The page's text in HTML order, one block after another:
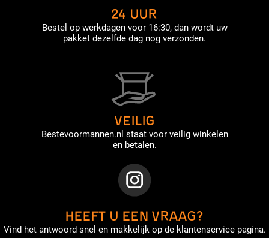
24 UUR
Bestel op werkdagen voor 16:30, dan wordt uw
pakket dezelfde dag nog verzonden.
VEILIG
Bestevoormannen.nl staat voor veilig winkelen
en betalen.
HEEFT U EEN VRAAG?
Vind het antwoord snel en makkelijk op de klantenservice pagina.